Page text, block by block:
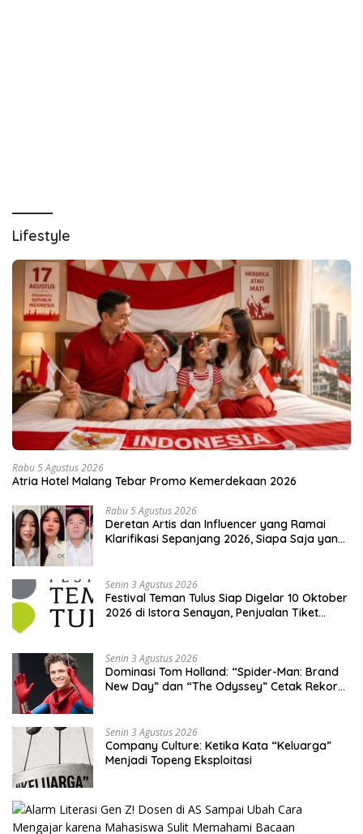
Lifestyle
Rabu 5 Agustus 2026
Atria Hotel Malang Tebar Promo Kemerdekaan 2026
Rabu 5 Agustus 2026
Deretan Artis dan Influencer yang Ramai
Klarifikasi Sepanjang 2026, Siapa Saja yang
Senin 3 Agustus 2026
Festival Teman Tulus Siap Digelar 10 Oktober
2026 di Istora Senayan, Penjualan Tiket
Senin 3 Agustus 2026
Dominasi Tom Holland: “Spider-Man: Brand
New Day” dan “The Odyssey” Cetak Rekor
Senin 3 Agustus 2026
Company Culture: Ketika Kata “Keluarga”
Menjadi Topeng Eksploitasi